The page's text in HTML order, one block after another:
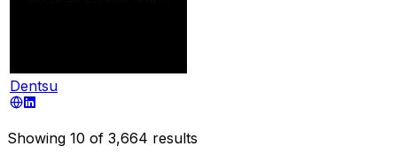
Dentsu
Showing 10 of 3,664 results